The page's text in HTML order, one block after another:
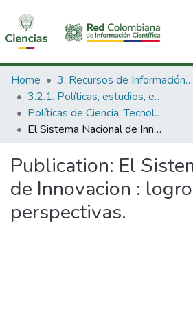
Communities & Collections
All of DSpace
Statistics
Home
3. Recursos de Información Científica y Tecnológica
3.2.1. Políticas, estudios, evaluaciones e indicadores de CTeI
Políticas de Ciencia, Tecnología e Innovación
El Sistema Nacional de Innovacion : logros y perspectivas.
Publication: El
de Innovacion :
perspectivas.